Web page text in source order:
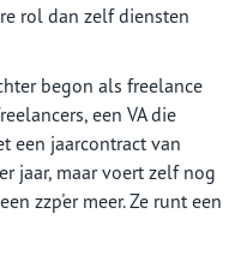
rol dan zelf diensten
begon als freelance
een VA die
een jaarcontract van
jaar, maar voert zelf nog
zzp'er meer. Ze runt een